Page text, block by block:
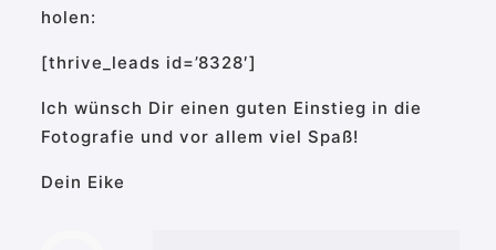
holen:
[thrive_leads id=’8328′]
Ich wünsch Dir einen guten Einstieg in die
Fotografie und vor allem viel Spaß!
Dein Eike